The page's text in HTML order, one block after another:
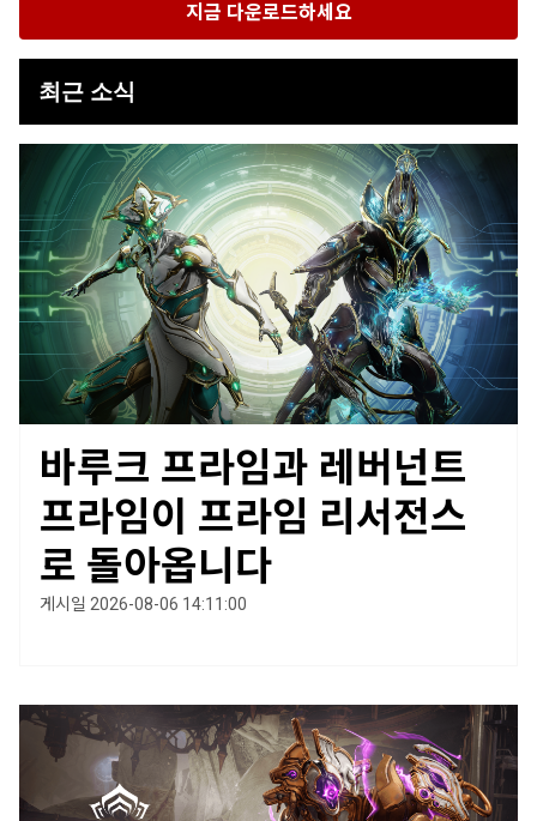
지금 다운로드하세요
최근 소식
바루크 프라임과 레버넌트
프라임이 프라임 리서전스
로 돌아옵니다
게시일 2026-08-06 14:11:00